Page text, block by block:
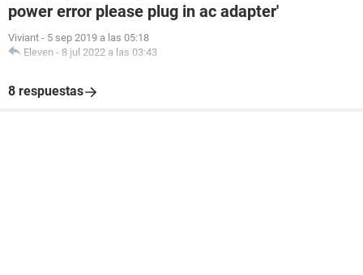
power error please plug in ac adapter'
Viviant - 5 sep 2019 a las 05:18
Eleven - 8 jul 2022 a las 03:43
8 respuestas